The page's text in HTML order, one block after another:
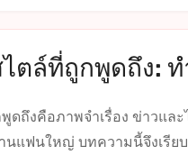
ตล์ที่ถูกพูดถึง:
ดถึงคือภาพจำเรื่อง ข่าวแล
แฟนใหญ่ บทความนี้จึงเรีย